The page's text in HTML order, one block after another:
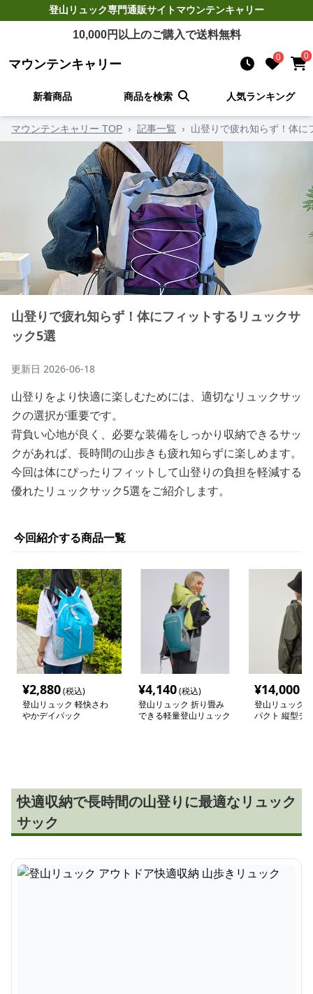
登山リュック専門通販サイトマウンテンキャリー
10,000円以上のご購入で送料無料
マウンテンキャリー 0 0
新着商品 商品を検索 人気ランキング
マウンテンキャリー TOP › 記事一覧 › 山登りで疲れ知らず！体
山登りで疲れ知らず！体にフィットするリュックサ
ック5選
更新日 2026-06-18
山登りをより快適に楽しむためには、適切なリュックサッ
クの選択が重要です。
背負い心地が良く、必要な装備をしっかり収納できるサッ
クがあれば、長時間の山歩きも疲れ知らずに楽しめます。
今回は体にぴったりフィットして山登りの負担を軽減する
優れたリュックサック5選をご紹介します。
今回紹介する商品一覧
¥2,880(税込)
登山リュック 軽快さわ
やかデイパック
¥4,140(税込)
登山リュック 折り畳み
できる軽量登山リュック
¥14,000
登山リュック
パクト 縦型デ
快適収納で長時間の山登りに最適なリュック
サック